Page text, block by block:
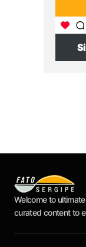
Welcome to
curated content to